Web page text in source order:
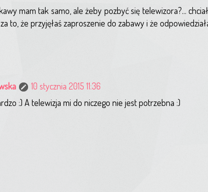
mam tak samo, ale żeby pozbyć się telewizora?...
to, że przyjęłaś zaproszenie do zabawy i że
10 stycznia 2015 11:36
:) A telewizja mi do niczego nie jest potrzebna :)